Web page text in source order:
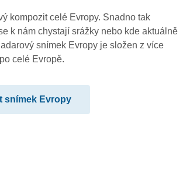
04:00
03:50
03:40
kompozit celé Evropy. Snadno tak
k nám chystají srážky nebo kde aktuálně
snímek Evropy je složen z více
celé Evropě.
snímek Evropy